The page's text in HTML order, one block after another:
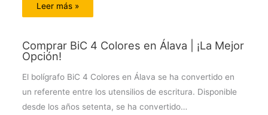
Leer más »
Comprar BiC 4 Colores en Álava | ¡La Mejor
Opción!
El bolígrafo BiC 4 Colores en Álava se ha convertido en
un referente entre los utensilios de escritura. Disponible
desde los años setenta, se ha convertido…